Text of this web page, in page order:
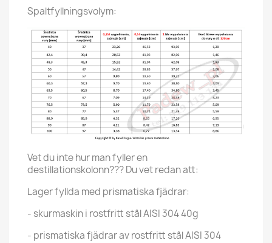
Spaltfyllningsvolym:
Vet du inte hur man fyller en
destillationskolonn??? Du vet redan att:
Lager fyllda med prismatiska fjädrar:
- skurmaskin i rostfritt stål AISI 304 40g
- prismatiska fjädrar av rostfritt stål AISI 304